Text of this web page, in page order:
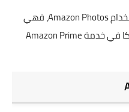
كبديل لخدمة جوجل صور، يمكن استخدام Amazon Photos، فهي
تقدم نفس الخدمة، و إن كنت مشتركا في خدمة Amazon Prime